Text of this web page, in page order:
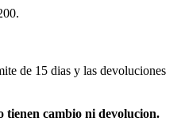
de 15 dias y las devoluciones
tienen cambio ni devolucion.